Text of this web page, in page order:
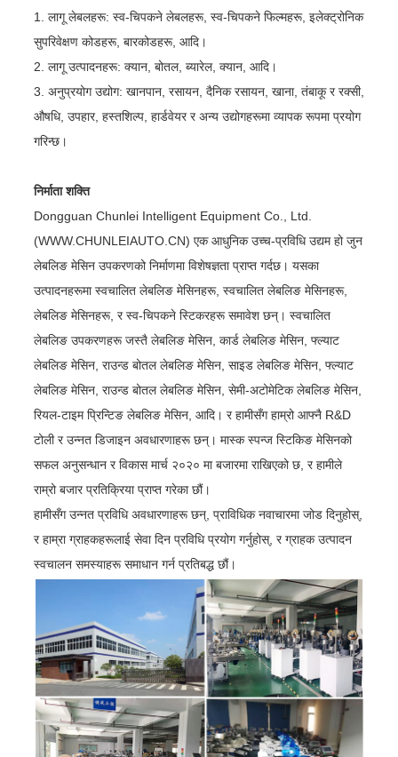
1. लागू लेबलहरू: स्व-चिपकने लेबलहरू, स्व-चिपकने फिल्महरू, इलेक्ट्रोनिक
सुपरिवेक्षण कोडहरू, बारकोडहरू, आदि।
2. लागू उत्पादनहरू: क्यान, बोतल, ब्यारेल, क्यान, आदि।
3. अनुप्रयोग उद्योग: खानपान, रसायन, दैनिक रसायन, खाना, तंबाकू र रक्सी,
औषधि, उपहार, हस्तशिल्प, हार्डवेयर र अन्य उद्योगहरूमा व्यापक रूपमा प्रयोग
गरिन्छ।
निर्माता शक्ति
Dongguan Chunlei Intelligent Equipment Co., Ltd.
(WWW.CHUNLEIAUTO.CN) एक आधुनिक उच्च-प्रविधि उद्यम हो जुन
लेबलिङ मेसिन उपकरणको निर्माणमा विशेषज्ञता प्राप्त गर्दछ। यसका
उत्पादनहरूमा स्वचालित लेबलिङ मेसिनहरू, स्वचालित लेबलिङ मेसिनहरू,
लेबलिङ मेसिनहरू, र स्व-चिपकने स्टिकरहरू समावेश छन्। स्वचालित
लेबलिङ उपकरणहरू जस्तै लेबलिङ मेसिन, कार्ड लेबलिङ मेसिन, फ्ल्याट
लेबलिङ मेसिन, राउन्ड बोतल लेबलिङ मेसिन, साइड लेबलिङ मेसिन, फ्ल्याट
लेबलिङ मेसिन, राउन्ड बोतल लेबलिङ मेसिन, सेमी-अटोमेटिक लेबलिङ मेसिन,
रियल-टाइम प्रिन्टिङ लेबलिङ मेसिन, आदि। र हामीसँग हाम्रो आफ्नै R&D
टोली र उन्नत डिजाइन अवधारणाहरू छन्। मास्क स्पन्ज स्टिकिङ मेसिनको
सफल अनुसन्धान र विकास मार्च २०२० मा बजारमा राखिएको छ, र हामीले
राम्रो बजार प्रतिक्रिया प्राप्त गरेका छौं।
हामीसँग उन्नत प्रविधि अवधारणाहरू छन्, प्राविधिक नवाचारमा जोड दिनुहोस्,
र हाम्रा ग्राहकहरूलाई सेवा दिन प्रविधि प्रयोग गर्नुहोस्, र ग्राहक उत्पादन
स्वचालन समस्याहरू समाधान गर्न प्रतिबद्ध छौं।